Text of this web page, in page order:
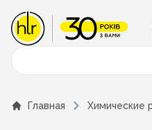
Поиск
Главная Химические